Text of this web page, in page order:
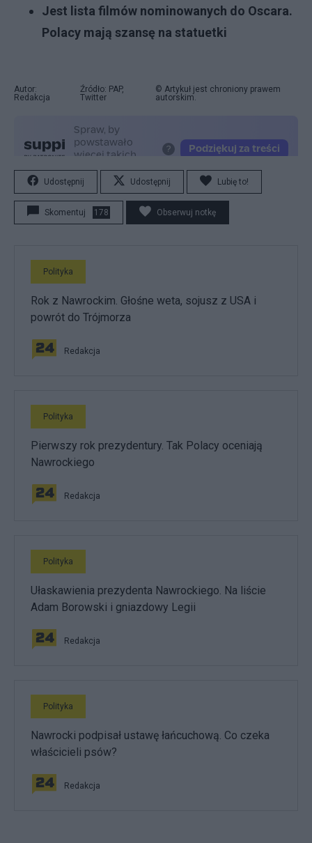
Jest lista filmów nominowanych do Oscara.
Polacy mają szansę na statuetki
Autor:
Redakcja
Źródło: PAP,
Twitter
© Artykuł jest chroniony prawem
autorskim.
Udostępnij Udostępnij Lubię to!
Skomentuj 178 Obserwuj notkę
Polityka
Rok z Nawrockim. Głośne weta, sojusz z USA i
powrót do Trójmorza
Redakcja
Polityka
Pierwszy rok prezydentury. Tak Polacy oceniają
Nawrockiego
Redakcja
Polityka
Ułaskawienia prezydenta Nawrockiego. Na liście
Adam Borowski i gniazdowy Legii
Redakcja
Polityka
Nawrocki podpisał ustawę łańcuchową. Co czeka
właścicieli psów?
Redakcja